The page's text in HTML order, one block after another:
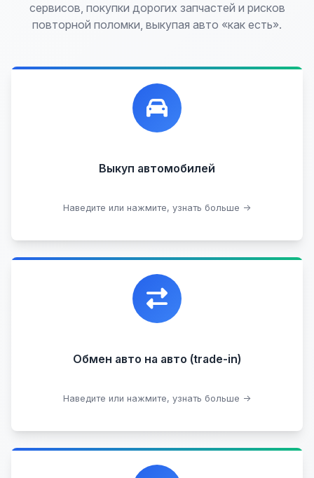
сервисов, покупки дорогих запчастей и рисков
повторной поломки, выкупая авто «как есть».
Выкуп автомобилей
Наведите или нажмите, узнать больше →
Лучшие предложения по выкупу автомобилей,
любых:
Проблемные
Кредитные
В залоге
Узнать стоимость
Обмен авто на авто (trade-in)
Наведите или нажмите, узнать больше →
Уникальная возможность обменять ваш
автомобиль с доплатой, подобрав вам
подходящий вариант.
Подобрать авто
Честная и профессиональная экспертиза, реклама,